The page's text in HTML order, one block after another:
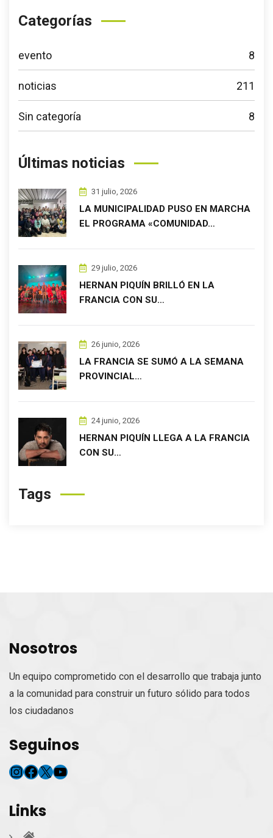
Categorías
evento 8
noticias 211
Sin categoría 8
Últimas noticias
31 julio, 2026
LA MUNICIPALIDAD PUSO EN MARCHA
EL PROGRAMA «COMUNIDAD…
29 julio, 2026
HERNAN PIQUÍN BRILLÓ EN LA
FRANCIA CON SU…
26 junio, 2026
LA FRANCIA SE SUMÓ A LA SEMANA
PROVINCIAL…
24 junio, 2026
HERNAN PIQUÍN LLEGA A LA FRANCIA
CON SU…
Tags
Nosotros
Un equipo comprometido con el desarrollo que trabaja junto
a la comunidad para construir un futuro sólido para todos
los ciudadanos
Seguinos
Instagram
Facebook
X YouTube
Links